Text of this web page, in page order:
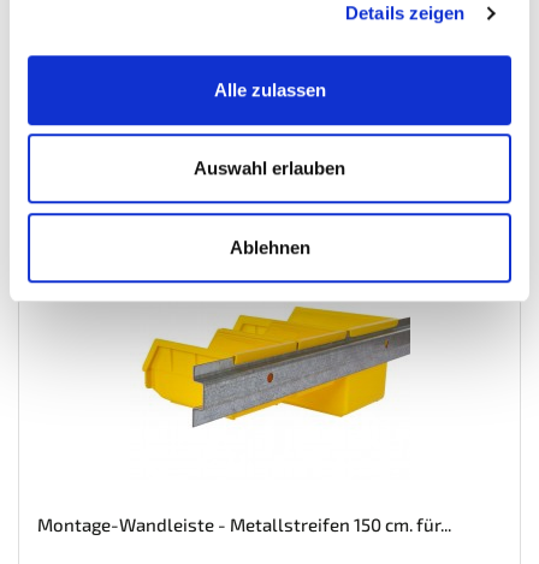
Details zeigen
Alle zulassen
Auswahl erlauben
Ablehnen
Montage-Wandleiste - Metallstreifen 150 cm. für...